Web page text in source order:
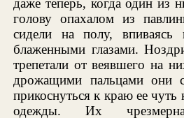
даже теперь, когда один из
голову опахалом из
сидели на полу,
блаженными глазами.
трепетали от веявшего на
дрожащими пальцами они
прикоснуться к краю ее чуть
одежды. Их